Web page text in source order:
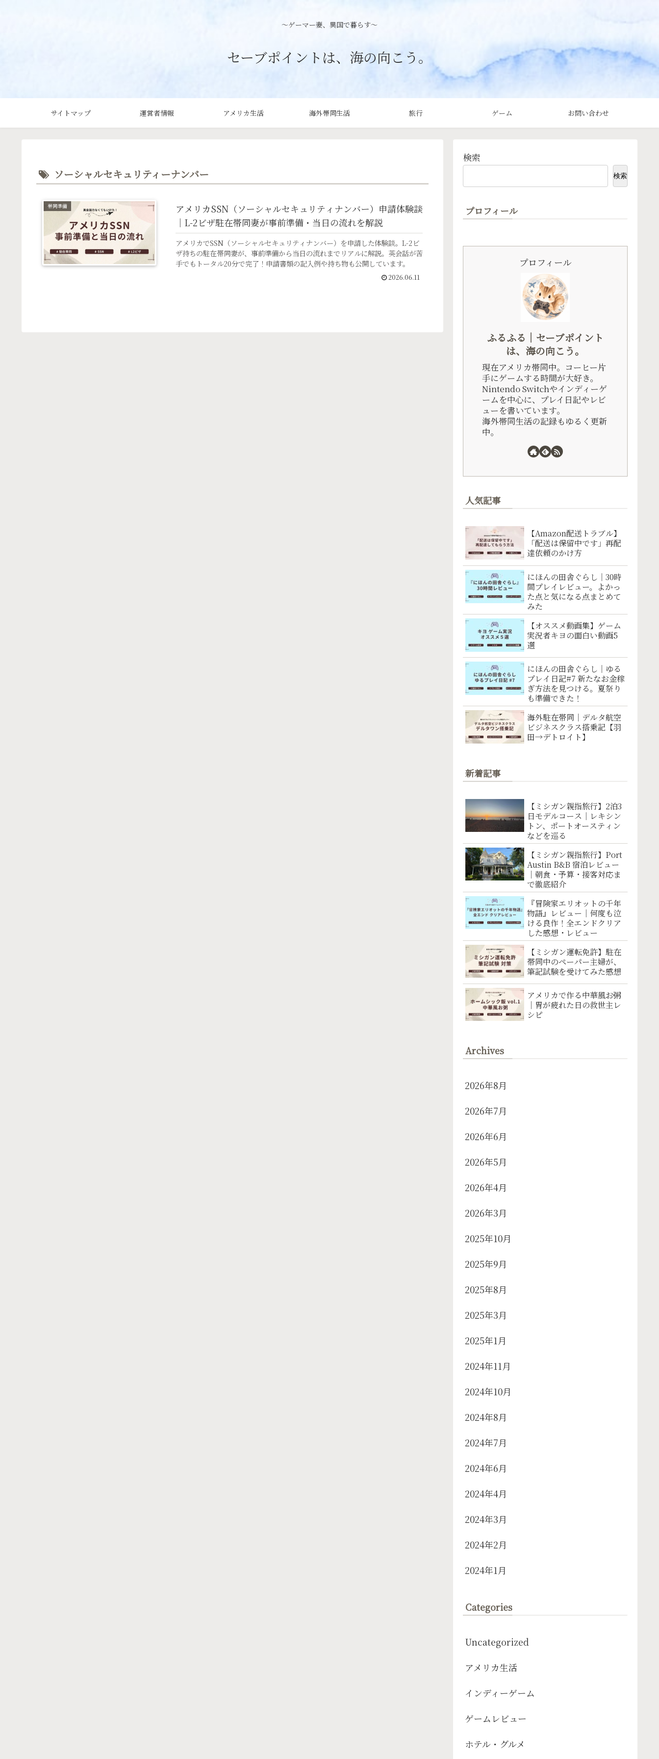
〜ゲーマー妻、異国で暮らす〜
セーブポイントは、海の向こう。
サイトマップ 運営者情報 アメリカ生活 海外帯同生活 旅行 ゲーム お問い合わせ
ソーシャルセキュリティーナンバー
帯同準備
アメリカSSN（ソーシャルセキュリティナンバー）申請体験談
｜L-2ビザ駐在帯同妻が事前準備・当日の流れを解説
アメリカでSSN（ソーシャルセキュリティナンバー）を申請した体験談。L-2ビ
ザ持ちの駐在帯同妻が、事前準備から当日の流れまでリアルに解説。英会話が苦
手でもトータル20分で完了！申請書類の記入例や持ち物も公開しています。
2026.06.11
検索
検索
プロフィール
プロフィール
ふるふる｜セーブポイント
は、海の向こう。
現在アメリカ帯同中。コーヒー片
手にゲームする時間が大好き。
Nintendo Switchやインディーゲ
ームを中心に、プレイ日記やレビ
ューを書いています。
海外帯同生活の記録もゆるく更新
中。
人気記事
【Amazon配送トラブル】
「配送は保留中です」再配
達依頼のかけ方
にほんの田舎ぐらし｜30時
間プレイレビュー。よかっ
た点と気になる点まとめて
みた
【オススメ動画集】ゲーム
実況者キヨの面白い動画5
選
にほんの田舎ぐらし｜ゆる
プレイ日記#7 新たなお金稼
ぎ方法を見つける。夏祭り
も準備できた！
海外駐在帯同｜デルタ航空
ビジネスクラス搭乗記【羽
田→デトロイト】
新着記事
【ミシガン親指旅行】2泊3
日モデルコース｜レキシン
トン、ポートオースティン
などを巡る
【ミシガン親指旅行】Port
Austin B&B 宿泊レビュー
｜朝食・予算・接客対応ま
で徹底紹介
『冒険家エリオットの千年
物語』レビュー｜何度も泣
ける良作！全エンドクリア
した感想・レビュー
【ミシガン運転免許】駐在
帯同中のペーパー主婦が、
筆記試験を受けてみた感想
アメリカで作る中華風お粥
｜胃が疲れた日の救世主レ
シピ
Archives
2026年8月
2026年7月
2026年6月
2026年5月
2026年4月
2026年3月
2025年10月
2025年9月
2025年8月
2025年3月
2025年1月
2024年11月
2024年10月
2024年8月
2024年7月
2024年6月
2024年4月
2024年3月
2024年2月
2024年1月
Categories
Uncategorized
アメリカ生活
インディーゲーム
ゲームレビュー
ホテル・グルメ